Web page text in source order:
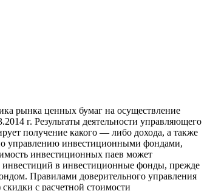
рынка ценных бумаг на осуществление
г. Результаты деятельности управляющего
получение какого — либо дохода, а также
управлению инвестиционными фондами,
инвестиционных паев может
инвестиций в инвестиционные фонды, прежде
Правилами доверительного управления
с расчетной стоимости